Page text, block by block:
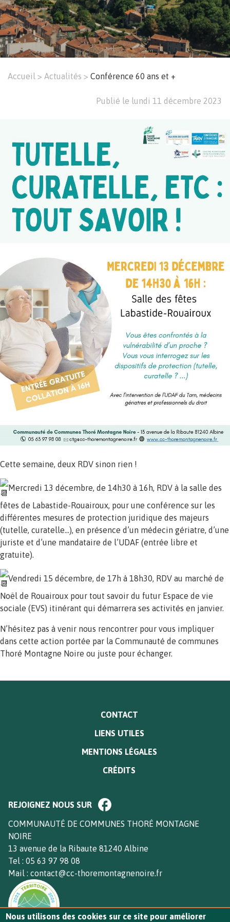
Accueil Actualités Conférence 60 ans et +
Publié le lundi 11 décembre 2023
Cette semaine, deux RDV sinon rien !
Mercredi 13 décembre, de 14h30 à 16h, RDV à la salle des
fêtes de Labastide-Rouairoux, pour une conférence sur les
différentes mesures de protection juridique des majeurs
(tutelle, curatelle…), en présence d’un médecin gériatre, d’une
juriste et d’une mandataire de l’UDAF (entrée libre et
gratuite).
Vendredi 15 décembre, de 17h à 18h30, RDV au marché de
Noël de Rouairoux pour tout savoir du futur Espace de vie
sociale (EVS) itinérant qui démarrera ses activités en janvier.
N’hésitez pas à venir nous rencontrer pour vous impliquer
dans cette action portée par la Communauté de communes
Thoré Montagne Noire ou juste pour échanger.
CONTACT
LIENS UTILES
MENTIONS LÉGALES
CRÉDITS
de
bloc
Texte
footer
COMMUNAUTÉ DE COMMUNES THORÉ MONTAGNE
NOIRE
13 avenue de la Ribaute 81240 Albine
Tel : 05 63 97 98 08
Mail : contact@cc-thoremontagnenoire.fr
REJOIGNEZ NOUS SUR
Nous utilisons des cookies sur ce site pour améliorer